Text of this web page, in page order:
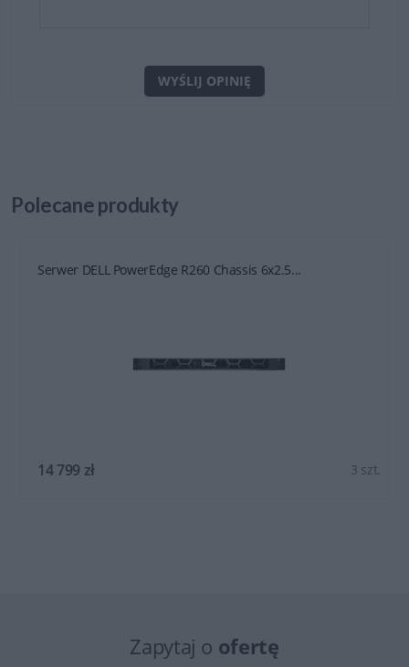
WYŚLIJ OPINIĘ
Polecaneprodukty
Serwer DELL PowerEdge R260 Chassis 6x2.5...
14 799 zł 3 szt.
Zapytaj o ofertę